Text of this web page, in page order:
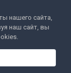
данных
нашего сайта,
наш сайт, вы